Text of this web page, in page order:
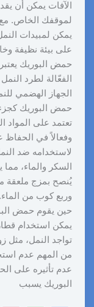
الآفات يمكن أن
لموقفك الخاص. مع
يمكن لمبيدات
على بيئة نظيفة
حمض البوريك
الفعّالة لطرد
الجهاز الهضمي
حمض البوريك
تعتمد على المواد
وفعالاً في الحفاظ
لاستخدامه ضد
السكر والماء،
يُنصح بمزج ملعقة
وربع كوب من
حين يقوم حمض
يمكن استخدام
تواجد النمل، مثل
من المهم عدم
عدم تأثيره على
البوريك يسبب